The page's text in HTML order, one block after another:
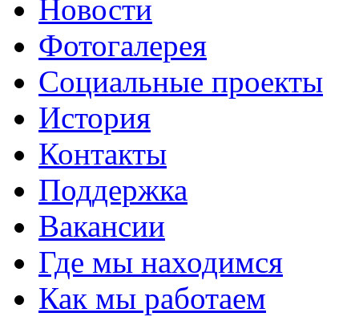
Новости
Фотогалерея
Социальные проекты
История
Контакты
Поддержка
Вакансии
Где мы находимся
Как мы работаем